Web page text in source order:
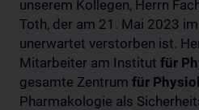
unserem Kollegen, Herrn
Toth, der am 21. Mai 2023
unerwartet verstorben ist.
Mitarbeiter am Institut für
gesamte Zentrum für
Pharmakologie als